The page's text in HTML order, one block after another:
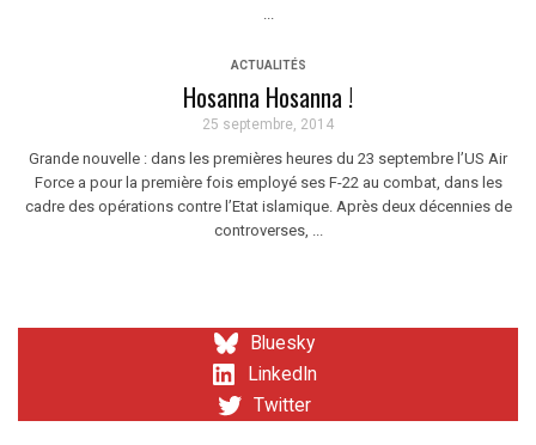
...
ACTUALITÉS
Hosanna Hosanna !
25 septembre, 2014
Grande nouvelle : dans les premières heures du 23 septembre l’US Air
Force a pour la première fois employé ses F-22 au combat, dans les
cadre des opérations contre l’Etat islamique. Après deux décennies de
controverses, ...
Bluesky
LinkedIn
Twitter